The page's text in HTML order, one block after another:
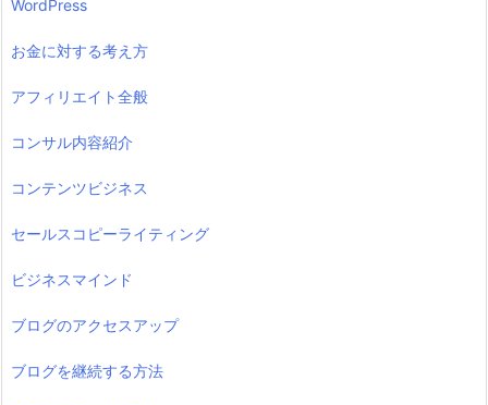
WordPress
お金に対する考え方
アフィリエイト全般
コンサル内容紹介
コンテンツビジネス
セールスコピーライティング
ビジネスマインド
ブログのアクセスアップ
ブログを継続する方法